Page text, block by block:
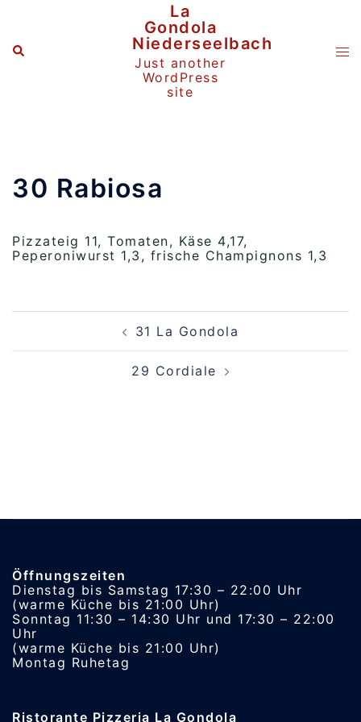
Suche
La
Gondola
Niederseelbach
Just another
WordPress
site
30 Rabiosa
Pizzateig 11, Tomaten, Käse 4,17,
Peperoniwurst 1,3, frische Champignons 1,3
Beitragsnavigation
31 La Gondola
29 Cordiale
Öffnungszeiten
Dienstag bis Samstag 17:30 – 22:00 Uhr
(warme Küche bis 21:00 Uhr)
Sonntag 11:30 – 14:30 Uhr und 17:30 – 22:00
Uhr
(warme Küche bis 21:00 Uhr)
Montag Ruhetag
Ristorante Pizzeria La Gondola